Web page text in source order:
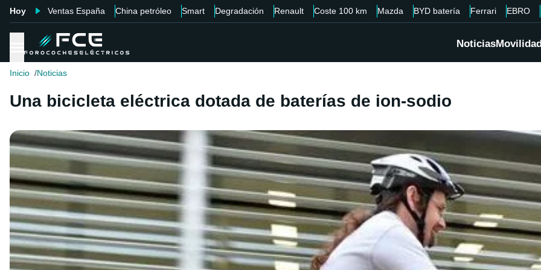
Hoy Ventas España China petróleo Smart Degradación Renault Coste 100 km Mazda BYD batería Ferrari EBRO
Noticias
Inicio Noticias
Una bicicleta eléctrica dotada de baterías de ion-sodio